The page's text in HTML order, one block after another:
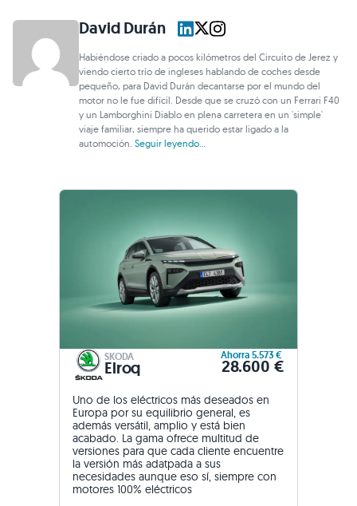
David Durán
Habiéndose criado a pocos kilómetros del Circuito de Jerez y
viendo cierto trío de ingleses hablando de coches desde
pequeño, para David Durán decantarse por el mundo del
motor no le fue difícil. Desde que se cruzó con un Ferrari F40
y un Lamborghini Diablo en plena carretera en un 'simple'
viaje familiar, siempre ha querido estar ligado a la
automoción.Seguir leyendo...
SKODA
Elroq
Ahorra 5.573 €
28.600 €
Uno de los eléctricos más deseados en
Europa por su equilibrio general, es
además versátil, amplio y está bien
acabado. La gama ofrece multitud de
versiones para que cada cliente encuentre
la versión más adatpada a sus
necesidades aunque eso sí, siempre con
motores 100% eléctricos